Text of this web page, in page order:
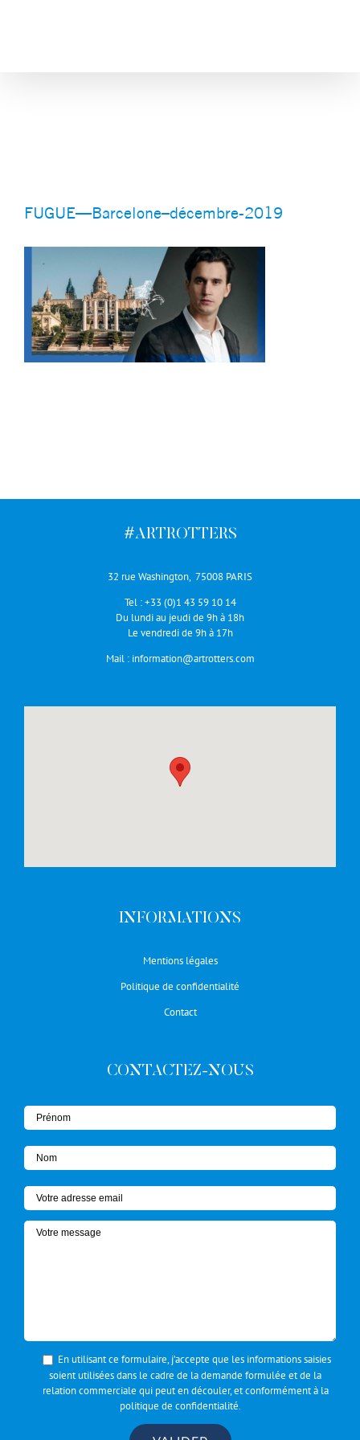
FUGUE—Barcelone–décembre-2019
#ARTROTTERS
32 rue Washington, 75008 PARIS
Tel :+33 (0)1 43 59 10 14
Du lundi au jeudi de 9h à 18h
Le vendredi de 9h à 17h
Mail : information@artrotters.com
INFORMATIONS
Mentions légales
Politique de confidentialité
Contact
CONTACTEZ-NOUS
En utilisant ce formulaire, j’accepte que les informations saisies
soient utilisées dans le cadre de la demande formulée et de la
relation commerciale qui peut en découler, et conformément à la
politique de confidentialité.